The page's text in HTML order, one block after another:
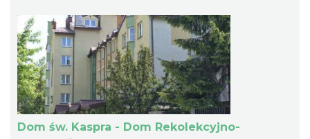
Dom św. Kaspra - Dom Rekolekcyjno-